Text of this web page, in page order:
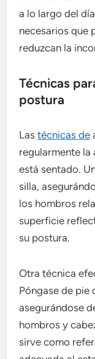
a lo largo del
necesarios que
reduzcan la
Técnicas
postura
Lastécnicas de
regularmente la
está sentado.
silla,
los hombros
superficie
su postura.
Otra técnica
Póngase de pie
asegurándose
hombros y
sirve como